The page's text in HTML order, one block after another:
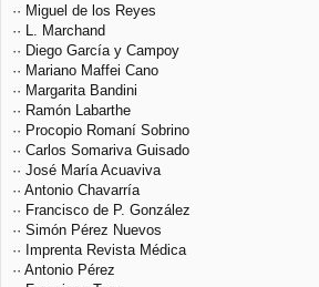
·· Miguel de los Reyes
·· L. Marchand
·· Diego García y Campoy
·· Mariano Maffei Cano
·· Margarita Bandini
·· Ramón Labarthe
·· Procopio Romaní Sobrino
·· Carlos Somariva Guisado
·· José María Acuaviva
·· Antonio Chavarría
·· Francisco de P. González
·· Simón Pérez Nuevos
·· Imprenta Revista Médica
·· Antonio Pérez